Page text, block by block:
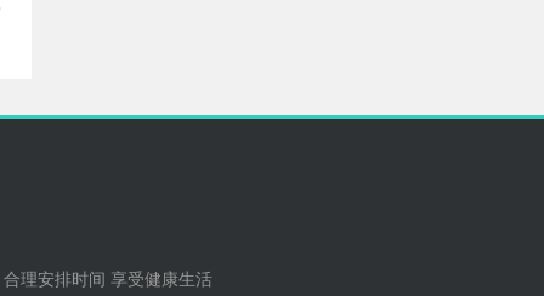
理安排时间 享受健康生活